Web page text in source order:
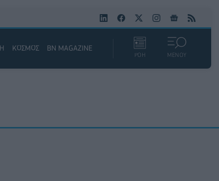
ΚΟΣΜΟΣ BN MAGAZINE
ΡΟΗ ΜΕΝΟΥ